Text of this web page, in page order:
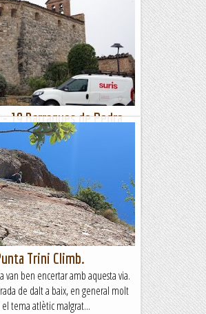
- 19 Barraques de Pedra
de sortida: Vuit del matí.
Temps aproximat: 4 h 15 min
Trini Climb.
van ben encertar amb aquesta via.
de dalt a baix, en general molt
el tema atlètic malgrat...